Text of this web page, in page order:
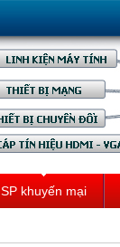
SP khuyến mại